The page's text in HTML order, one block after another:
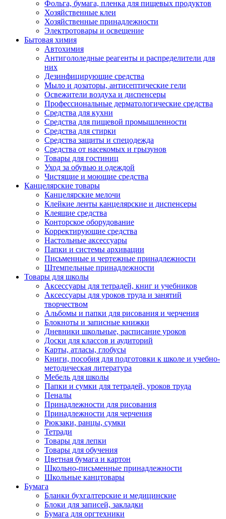
Фольга, бумага, пленка для пищевых продуктов
Хозяйственные клеи
Хозяйственные принадлежности
Электротовары и освещение
Бытовая химия
Автохимия
Антигололедные реагенты и распределители для
них
Дезинфицирующие средства
Мыло и дозаторы, антисептические гели
Освежители воздуха и диспенсеры
Профессиональные дерматологические средства
Средства для кухни
Средства для пищевой промышленности
Средства для стирки
Средства защиты и спецодежда
Средства от насекомых и грызунов
Товары для гостиниц
Уход за обувью и одеждой
Чистящие и моющие средства
Канцелярские товары
Канцелярские мелочи
Клейкие ленты канцелярские и диспенсеры
Клеящие средства
Конторское оборудование
Корректирующие средства
Настольные аксессуары
Папки и системы архивации
Письменные и чертежные принадлежности
Штемпельные принадлежности
Товары для школы
Аксессуары для тетрадей, книг и учебников
Аксессуары для уроков труда и занятий
творчеством
Альбомы и папки для рисования и черчения
Блокноты и записные книжки
Дневники школьные, расписание уроков
Доски для классов и аудиторий
Карты, атласы, глобусы
Книги, пособия для подготовки к школе и учебно-
методическая литература
Мебель для школы
Папки и сумки для тетрадей, уроков труда
Пеналы
Принадлежности для рисования
Принадлежности для черчения
Рюкзаки, ранцы, сумки
Тетради
Товары для лепки
Товары для обучения
Цветная бумага и картон
Школьно-письменные принадлежности
Школьные канцтовары
Бумага
Бланки бухгалтерские и медицинские
Блоки для записей, закладки
Бумага для оргтехники